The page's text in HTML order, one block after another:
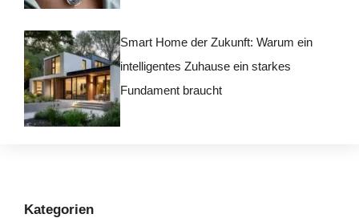
Smart Home der Zukunft: Warum ein
intelligentes Zuhause ein starkes
Fundament braucht
Kategorien